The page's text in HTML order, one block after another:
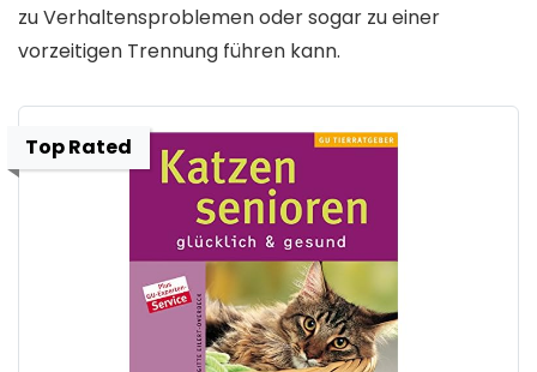
zu Verhaltensproblemen oder sogar zu einer
vorzeitigen Trennung führen kann.
Top Rated